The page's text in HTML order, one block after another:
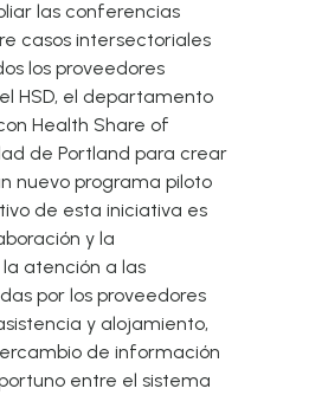
las conferencias
casos intersectoriales
los proveedores
HSD, el departamento
Health Share of
de Portland para crear
nuevo programa piloto
de esta iniciativa es
y la
atención a las
por los proveedores
y alojamiento,
de información
entre el sistema